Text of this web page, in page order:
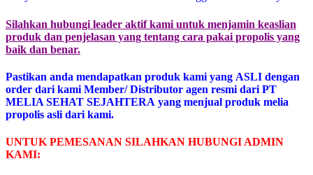
Silahkan hubungi leader aktif kami untuk menjamin keaslian
produk dan penjelasan yang tentang cara pakai propolis yang
baik dan benar.
Pastikan anda mendapatkan produk kami yang ASLI dengan
order dari kami Member/ Distributor agen resmi dari PT
MELIA SEHAT SEJAHTERA yang menjual produk melia
propolis asli dari kami.
UNTUK PEMESANAN SILAHKAN HUBUNGI ADMIN
KAMI: